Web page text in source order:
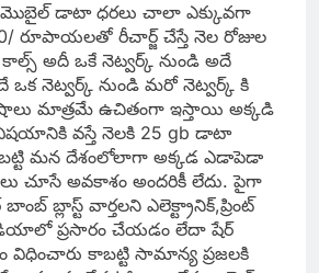
మొబైల్ డాటా ధరలు చాలా ఎక్కువగా
రూపాయలతో రీచార్జ్ చేస్తే నెల రోజుల
అదీ ఒకే నెట్వర్క్ నుండి అదే
ఒక నెట్వర్క్ నుండి మరో నెట్వర్క్ కి
మాత్రమే ఉచితంగా ఇస్తాయి అక్కడి
వస్తే నెలకి 25 gb డాటా
మన దేశంలోలాగా అక్కడ ఎడాపెడా
అవకాశం అందరికీ లేదు. పైగా
బ్లాస్ట్ వార్తలని ఎలెక్ట్రానిక్,ప్రింట్
ప్రసారం చేయడం లేదా షేర్
కాబట్టి సామాన్య ప్రజలకి